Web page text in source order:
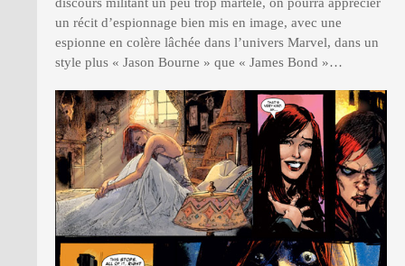
discours militant un peu trop martelé, on pourra apprécier
un récit d’espionnage bien mis en image, avec une
espionne en colère lâchée dans l’univers Marvel, dans un
style plus « Jason Bourne » que « James Bond »…